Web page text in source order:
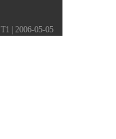
T1 | 2006-05-05